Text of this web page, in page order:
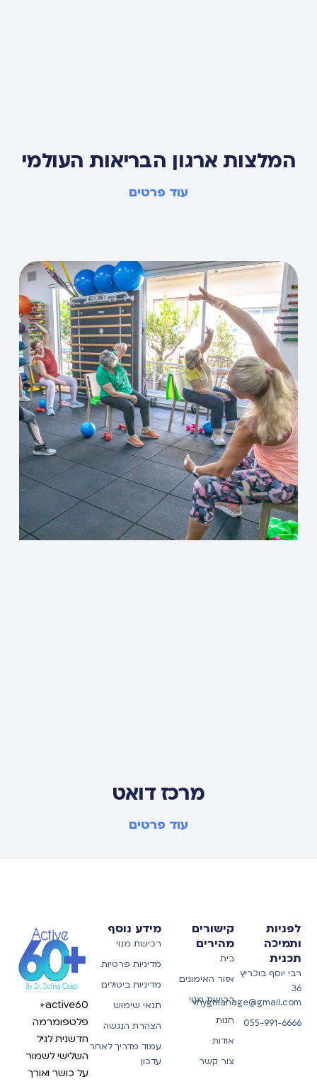
המלצות ארגון הבריאות העולמי
עוד פרטים
מרכז דואט
עוד פרטים
קישורים
מהירים
בית
אזור האימונים
רכישת מנוי
חנות
אודות
צור קשר
מידע נוסף
רכישת מנוי
מדיניות פרטיות
מדיניות ביטולים
תנאי שימוש
הצהרת הנגשה
עמוד מדריך לאחר
עדכון
לפניות
ותמיכה
תכנית
רבי יוסף בוכריץ
36
vnygmanage@gmail.com
055-991-6666
active60+
פלטפומרמה
חדשנית לגיל
השלישי לשמור
על כושר ואורך